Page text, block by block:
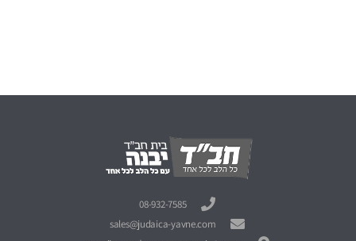
08-932-7585
sales@judaica-yavne.com